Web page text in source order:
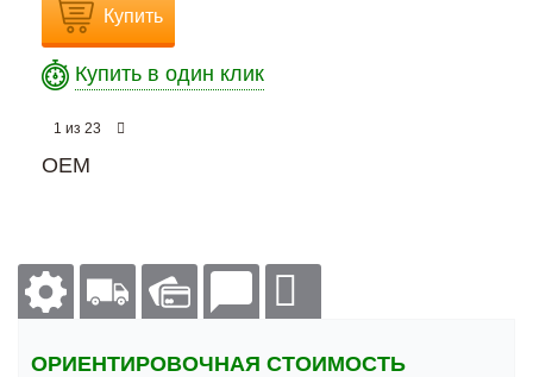
Купить
Купить в один клик
1 из 23
OEM
ОРИЕНТИРОВОЧНАЯ СТОИМОСТЬ